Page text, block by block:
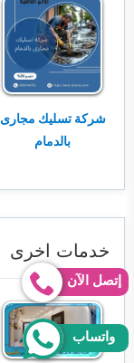
شركة تسليك مجارى
بالدمام
خدمات اخرى
إتصل الآن
واتساب